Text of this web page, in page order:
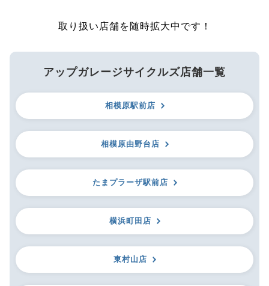
取り扱い店舗を随時拡大中です！
アップガレージサイクルズ店舗一覧
相模原駅前店
相模原由野台店
たまプラーザ駅前店
横浜町田店
東村山店